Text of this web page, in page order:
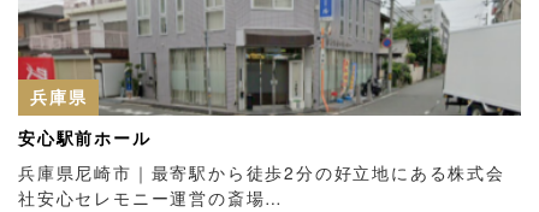
兵庫県
安心駅前ホール
兵庫県尼崎市｜最寄駅から徒歩2分の好立地にある株式会
社安心セレモニー運営の斎場…